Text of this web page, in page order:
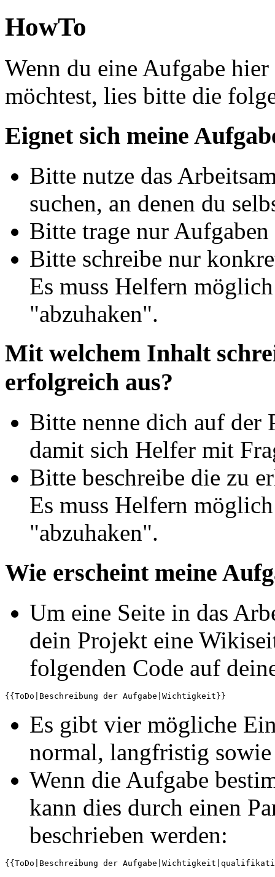
HowTo
Wenn du eine Aufgabe
möchtest, lies bitte die
Eignet sich meine
Bitte nutze das
suchen, an denen du
Bitte trage nur
Bitte schreibe nur
Es muss Helfern
"abzuhaken".
Mit welchem Inhalt
erfolgreich aus?
Bitte nenne dich auf der
damit sich Helfer mit
Bitte beschreibe die zu
Es muss Helfern
"abzuhaken".
Wie erscheint meine
Um eine Seite in das
dein Projekt eine
folgenden Code auf
Es gibt vier mögliche
normal, langfristig
Wenn die Aufgabe
kann dies durch einen
beschrieben werden: